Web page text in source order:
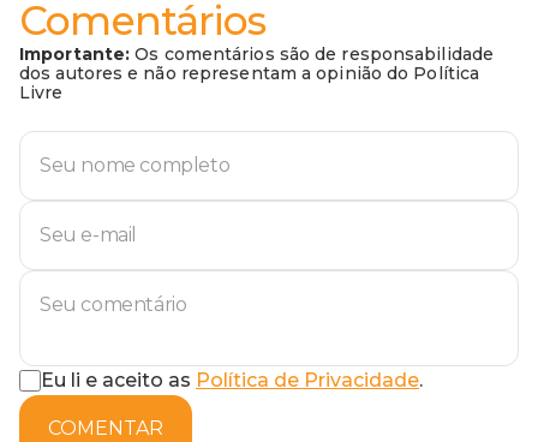
Comentários
Importante: Os comentários são de responsabilidade
dos autores e não representam a opinião do Política
Livre
Eu li e aceito as Política de Privacidade.
COMENTAR